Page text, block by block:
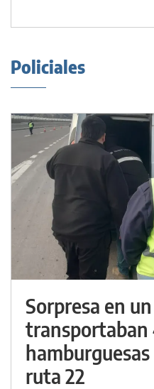
Policiales
Sorpresa en
transportaban
ruta 22